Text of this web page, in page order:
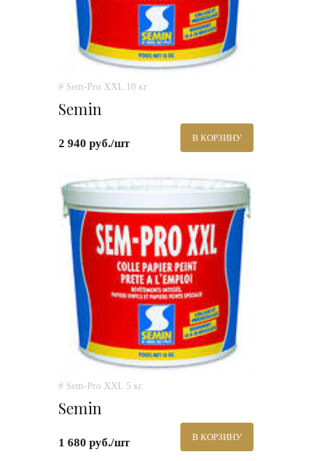
# Sem-Pro XXL 10 кг
Semin
2 940 руб./шт В КОРЗИНУ
# Sem-Pro XXL 5 кг.
Semin
1 680 руб./шт В КОРЗИНУ